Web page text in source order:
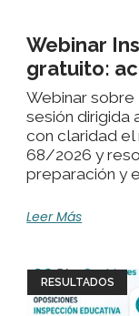
Webinar
gratuito:
Webinar sobre
sesión dirigida
con claridad el
68/2026 y
preparación y
Leer Más
RESULTADOS